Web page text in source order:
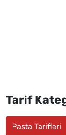
Tarif
Pasta Tarifleri